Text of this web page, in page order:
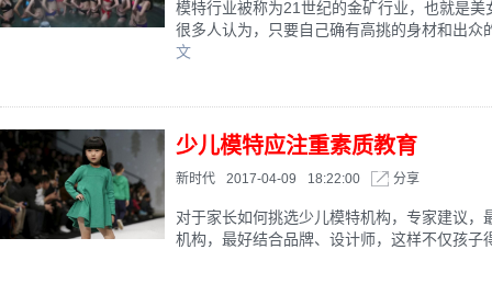
模特行业被称为21世纪的金矿行业，也就是
很多人认为，只要自己确有高挑的身材和出
文
少儿模特应注重素质教育
新时代 2017-04-09 18:22:00 分享
对于家长如何挑选少儿模特机构，专家建议
机构，最好结合品牌、设计师，这样不仅孩子